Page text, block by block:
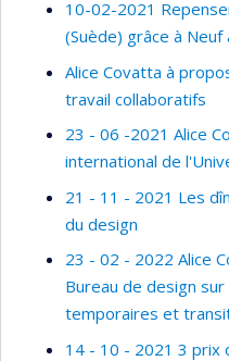
10-02-2021
(Suède) grâce à
Alice Covatta à
travail collaboratifs
23 - 06 -2021 Alice
international de
21 - 11 - 2021 Les
du design
23 - 02 - 2022 Alice
Bureau de design
temporaires et
14 - 10 - 2021 3 prix